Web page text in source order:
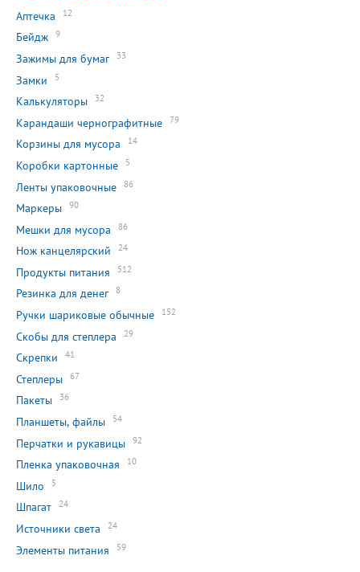
Аптечка 12
Бейдж 9
Зажимы для бумаг 33
Замки 5
Калькуляторы 32
Карандаши чернографитные 79
Корзины для мусора 14
Коробки картонные 5
Ленты упаковочные 86
Маркеры 90
Мешки для мусора 86
Нож канцелярский 24
Продукты питания 512
Резинка для денег 8
Ручки шариковые обычные 152
Скобы для степлера 29
Скрепки 41
Степлеры 67
Пакеты 36
Планшеты, файлы 54
Перчатки и рукавицы 92
Пленка упаковочная 10
Шило 5
Шпагат 24
Источники света 24
Элементы питания 59